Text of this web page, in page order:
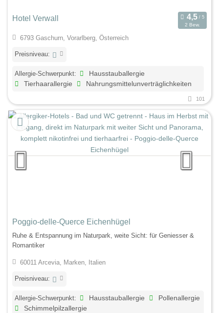
Hotel Verwall
2 Bew.
6793 Gaschurn, Vorarlberg, Österreich
Preisniveau:
Allergie-Schwerpunkt:
Hausstauballergie
Tierhaarallergie
Nahrungsmittelunverträglichkeiten
101
Poggio-delle-Querce Eichenhügel
Ruhe & Entspannung im Naturpark, weite Sicht: für Geniesser &
Romantiker
60011 Arcevia, Marken, Italien
Preisniveau:
Allergie-Schwerpunkt: Hausstauballergie
Pollenallergie
Schimmelpilzallergie